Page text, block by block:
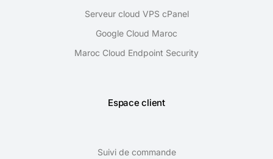
Serveur cloud VPS cPanel
Google Cloud Maroc
Maroc Cloud Endpoint Security
Espace client
Suivi de commande